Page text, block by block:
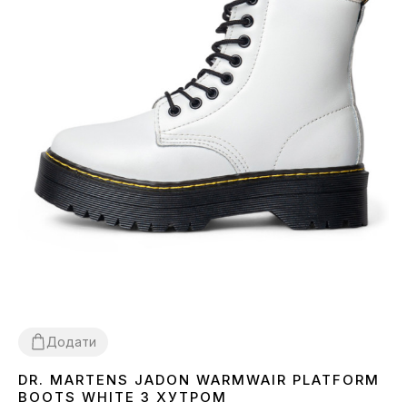
Додати
36 3738
DR. MARTENS JADON WARMWAIR PLATFORM
BOOTS WHITE З ХУТРОМ